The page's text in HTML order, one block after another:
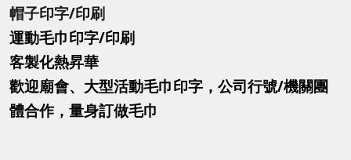
帽子印字/印刷
運動毛巾印字/印刷
客製化熱昇華
歡迎廟會、大型活動毛巾印字，公司行號/機關團
體合作，量身訂做毛巾